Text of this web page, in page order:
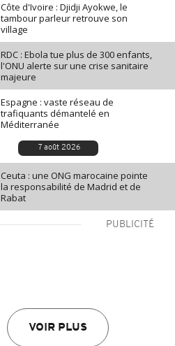
Côte d'Ivoire : Djidji Ayokwe, le
tambour parleur retrouve son
village
RDC : Ebola tue plus de 300 enfants,
l'ONU alerte sur une crise sanitaire
majeure
Espagne : vaste réseau de
trafiquants démantelé en
Méditerranée
7 août 2026
Ceuta : une ONG marocaine pointe
la responsabilité de Madrid et de
Rabat
PUBLICITÉ
VOIR PLUS